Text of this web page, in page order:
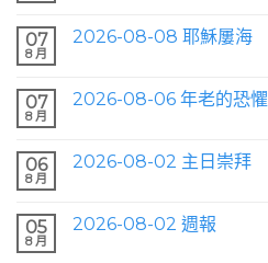
07
8 月
2026-08-08 耶穌屢海
07
8 月
2026-08-06 年老的恐懼
06
8 月
2026-08-02 主日崇拜
05
8 月
2026-08-02 週報